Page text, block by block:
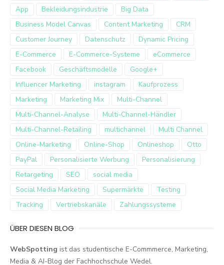
App
Bekleidungsindustrie
Big Data
Business Model Canvas
Content Marketing
CRM
Customer Journey
Datenschutz
Dynamic Pricing
E-Commerce
E-Commerce-Systeme
eCommerce
Facebook
Geschäftsmodelle
Google+
Influencer Marketing
instagram
Kaufprozess
Marketing
Marketing Mix
Multi-Channel
Multi-Channel-Analyse
Multi-Channel-Händler
Multi-Channel-Retailing
multichannel
Multi Channel
Online-Marketing
Online-Shop Onlineshop
Otto
PayPal
Personalisierte Werbung
Personalisierung
Retargeting
SEO
social media
Social Media Marketing
Supermärkte
Testing
Tracking
Vertriebskanäle Zahlungssysteme
ÜBER DIESEN BLOG
WebSpotting ist das studentische E-Commmerce, Marketing,
Media & AI-Blog der Fachhochschule Wedel.